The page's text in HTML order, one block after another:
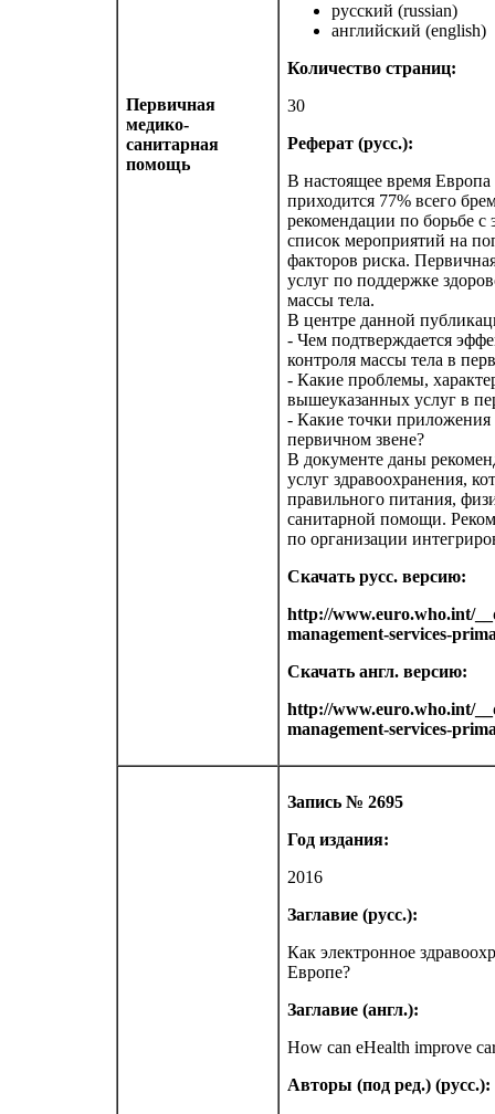
Первичная
медико-
санитарная
помощь
русский (russian)
английский (english)
Количество страниц:
30
Реферат (русс.):
В настоящее время
приходится 77% всего
рекомендации по борьбе
список мероприятий на
факторов риска.
услуг по поддержке
массы тела.
В центре данной
- Чем подтверждается
контроля массы тела в
- Какие проблемы,
вышеуказанных услуг в
- Какие точки приложения
первичном звене?
В документе даны
услуг здравоохранения,
правильного питания,
санитарной помощи.
по организации
Скачать русс. версию:
http://www.euro.who.int/
management-services-
Скачать англ. версию:
http://www.euro.who.int/
management-services-
Запись № 2695
Год издания:
2016
Заглавие (русс.):
Как электронное
Европе?
Заглавие (англ.):
How can eHealth improve
Авторы (под ред.) (русс.):